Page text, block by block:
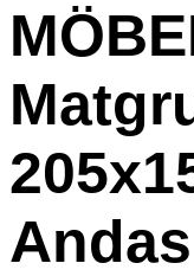
Andas